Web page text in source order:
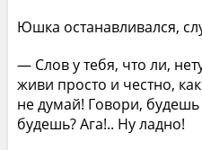
Юшка останавливался,
— Слов у тебя, что ли,
живи просто и честно,
не думай! Говори, будешь
будешь? Ага!.. Ну ладно!